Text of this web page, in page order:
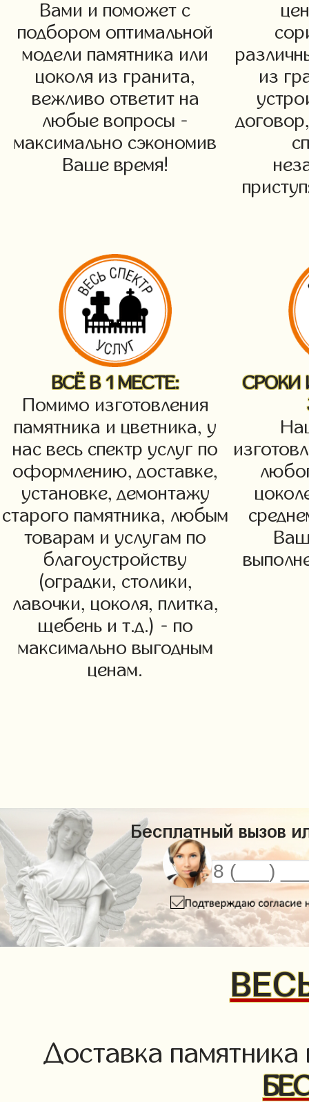
Вами и поможет с
подбором оптимальной
модели памятника или
цоколя из гранита,
вежливо ответит на
любые вопросы -
максимально сэкономив
Ваше время!
из
ВСЁ В 1 МЕСТЕ:
Помимо изготовления
памятника и цветника, у
нас весь спектр услуг по
оформлению, доставке,
установке, демонтажу
старого памятника, любым
товарам и услугам по
благоустройству
(оградки, столики,
лавочки, цоколя, плитка,
щебень и т.д.) - по
максимально выгодным
ценам.
СРОКИ
Бесплатный вызов
Доставка